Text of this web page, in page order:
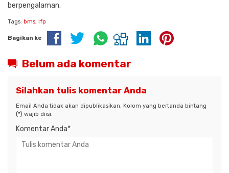
berpengalaman.
Tags: bms, lfp
Bagikan ke
Belum ada komentar
Silahkan tulis komentar Anda
Email Anda tidak akan dipublikasikan. Kolom yang bertanda bintang
(*) wajib diisi.
Komentar Anda*